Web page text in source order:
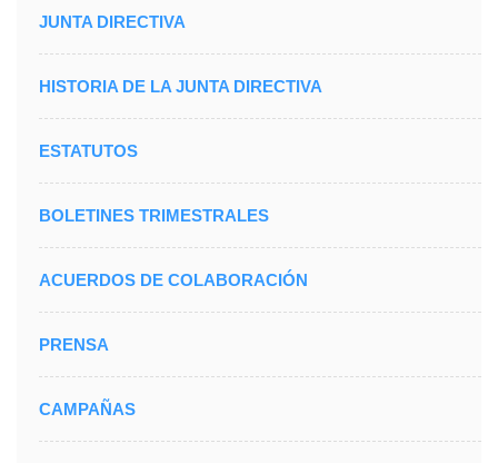
JUNTA DIRECTIVA
HISTORIA DE LA JUNTA DIRECTIVA
ESTATUTOS
BOLETINES TRIMESTRALES
ACUERDOS DE COLABORACIÓN
PRENSA
CAMPAÑAS